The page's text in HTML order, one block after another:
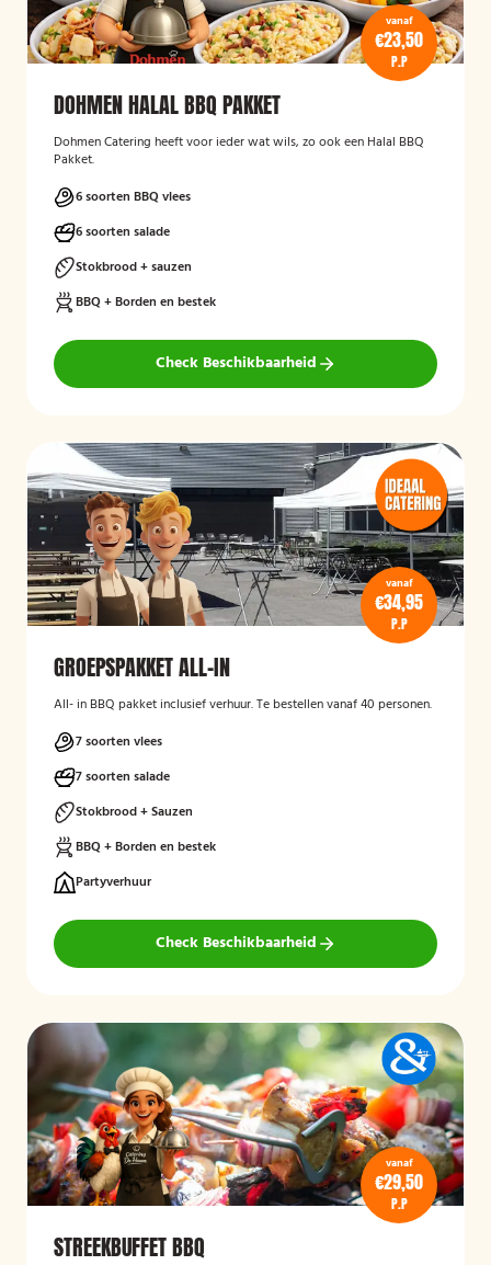
vanaf
€23,50
P.P
DOHMEN HALAL BBQ PAKKET
Dohmen Catering heeft voor ieder wat wils, zo ook een Halal BBQ
Pakket.
6 soorten BBQ vlees
6 soorten salade
Stokbrood + sauzen
BBQ + Borden en bestek
Check Beschikbaarheid
vanaf
€34,95
P.P
GROEPSPAKKET ALL-IN
All- in BBQ pakket inclusief verhuur. Te bestellen vanaf 40 personen.
7 soorten vlees
7 soorten salade
Stokbrood + Sauzen
BBQ + Borden en bestek
Partyverhuur
Check Beschikbaarheid
vanaf
€29,50
P.P
STREEKBUFFET BBQ